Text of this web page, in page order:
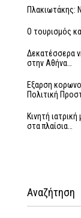
Πλακιωτάκης:
Ο τουρισμός
Δεκατέσσερα
στην Αθήνα…
Εξαρση
Πολιτική
Κινητή
στα πλαίσια…
Αναζήτηση